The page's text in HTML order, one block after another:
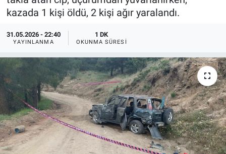
kazada 1 kişi öldü, 2 kişi ağır yaralandı.
31.05.2026 - 22:40
YAYINLANMA
1 DK
OKUNMA SÜRESI